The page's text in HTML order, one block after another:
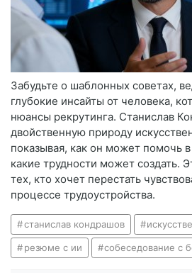
Забудьте о шаблонных советах,
глубокие инсайты от человека,
нюансы рекрутинга. Станислав
двойственную природу
показывая, как он может помочь
какие трудности может создать.
тех, кто хочет перестать
процессе трудоустройства.
станислав кондрашов
резюме с ии собеседование с